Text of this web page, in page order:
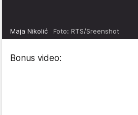
Maja Nikolić Foto: RTS/Sreenshot
Bonus video: